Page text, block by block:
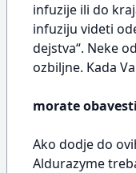
infuzije ili do
infuziju videti
dejstva“. Neke
ozbiljne. Kada
morate
Ako dodje do
Aldurazyme